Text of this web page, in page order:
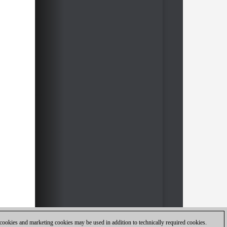
and marketing cookies may be used in addition to technically required cookies.